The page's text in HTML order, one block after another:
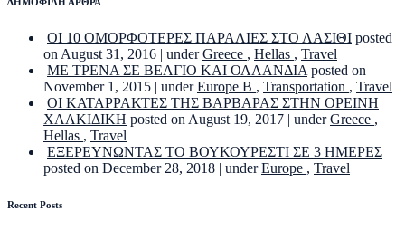
ΟΙ 10 ΟΜΟΡΦΟΤΕΡΕΣ ΠΑΡΑΛΙΕΣ ΣΤΟ ΛΑΣΙΘΙ posted
on August 31, 2016 | underGreece , Hellas , Travel
ΜΕ ΤΡΕΝΑ ΣΕ ΒΕΛΓΙΟ ΚΑΙ ΟΛΛΑΝΔΙΑ posted on
November 1, 2015 | underEurope B , Transportation , Travel
ΟΙ ΚΑΤΑΡΡΑΚΤΕΣ ΤΗΣ ΒΑΡΒΑΡΑΣ ΣΤΗΝ ΟΡΕΙΝΗ
ΧΑΛΚΙΔΙΚΗ posted on August 19, 2017 | underGreece ,
Hellas , Travel
ΕΞΕΡΕΥΝΩΝΤΑΣ ΤΟ ΒΟΥΚΟΥΡΕΣΤΙ ΣΕ 3 ΗΜΕΡΕΣ
posted on December 28, 2018 | underEurope , Travel
Recent Posts